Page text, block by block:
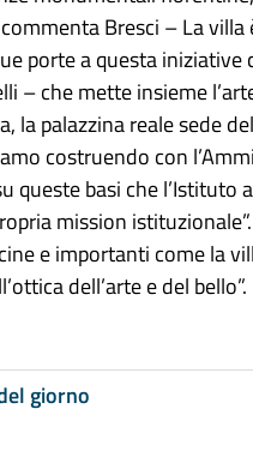
Bresci – La
porte a questa iniziative
– che mette insieme
la palazzina reale sede
costruendo con
queste basi che l’Istituto
mission
e importanti come la
dell’arte e del bello”.
giorno